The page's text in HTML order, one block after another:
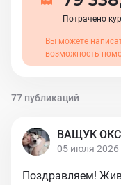
Потрачено
Вы можете
возможность
77 публикаций
ВАЩУК
05 июля 2026
Поздравляем!